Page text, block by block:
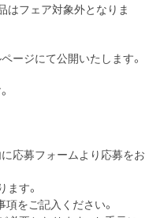
はフェア対象外となりま
ージにて公開いたします。
応募フォームより応募をお
す。
をご記入ください。